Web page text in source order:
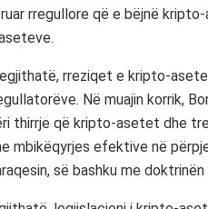
rregullore që e bëjnë
rreziqet e kripto-
Në muajin korrik,
thirrje që kripto-asetet dhe
mbikëqyrjes efektive në
së bashku me doktrinën